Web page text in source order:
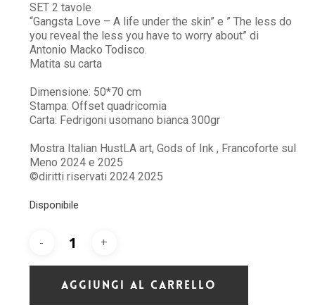
Nessun prodotto nel carrello.
Go To Shop
SET 2 tavole
“Gangsta Love – A life under the skin” e ” The less do
you reveal the less you have to worry about” di
Antonio Macko Todisco.
Matita su carta
Dimensione: 50*70 cm
Stampa: Offset quadricomia
Carta: Fedrigoni usomano bianca 300gr
Mostra Italian HustLA art, Gods of Ink , Francoforte sul
Meno 2024 e 2025
©diritti riservati 2024 2025
Disponibile
AGGIUNGI AL CARRELLO